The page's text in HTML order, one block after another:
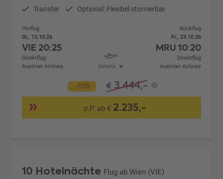
Transfer Optional: Flexibel stornierbar
Hinflug
Di., 13.10.26
VIE 20:25
Direktflug
Austrian Airlines
Details
Rückflug
Fr., 23.10.26
MRU 10:20
Direktflug
Austrian Airlines
-35% € 3.444,-
p.P. ab € 2.235,-
10 Hotelnächte Flug ab Wien (VIE)